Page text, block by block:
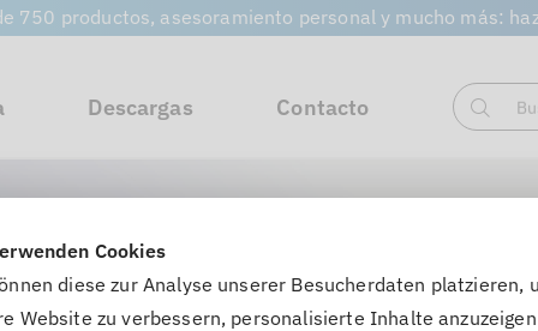
Cookies
diese zur Analyse unserer Besucherdaten platzieren,
Website zu verbessern, personalisierte Inhalte
750 productos, asesoramiento personal y mucho más:
Descargas Contacto
Buscar